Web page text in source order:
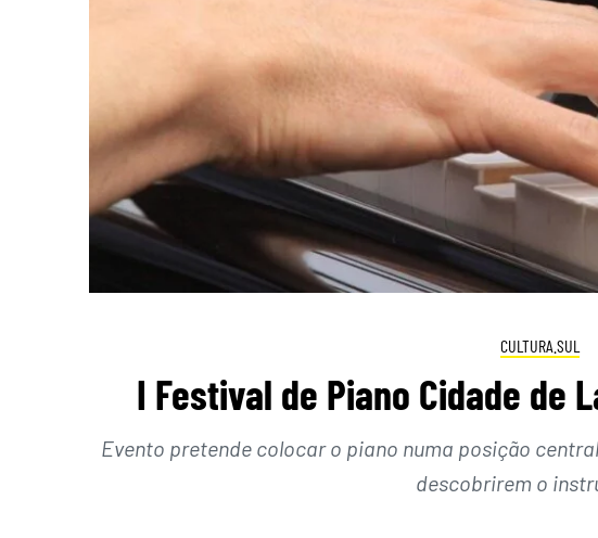
CULTURA.SUL
I Festival de Piano Cidade de
Evento pretende colocar o piano numa posição
descobrirem o